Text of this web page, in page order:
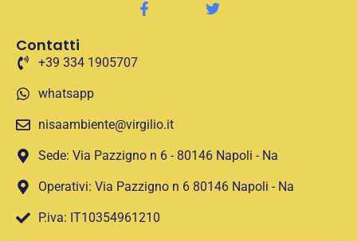
Contatti
+39 334 1905707
whatsapp
nisaambiente@virgilio.it
Sede: Via Pazzigno n 6 - 80146 Napoli - Na
Operativi: Via Pazzigno n 6 80146 Napoli - Na
P.iva: IT10354961210